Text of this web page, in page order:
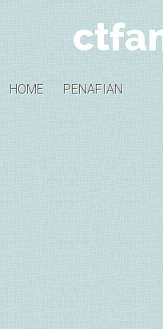
HOME PENAFIAN